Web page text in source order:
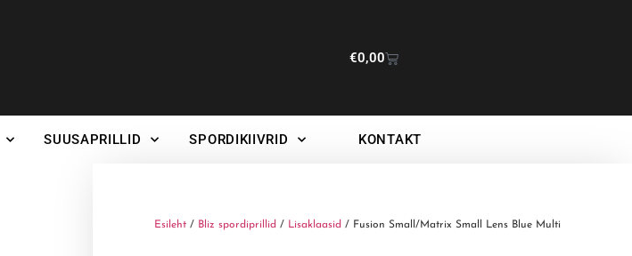
€0,00
SUUSAPRILLID SPORDIKIIVRID KONTAKT
Esileht / Bliz spordiprillid / Lisaklaasid / Fusion Small/Matrix Small Lens Blue Multi